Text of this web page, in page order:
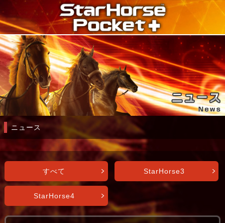
ニュース
すべて StarHorse3
StarHorse4